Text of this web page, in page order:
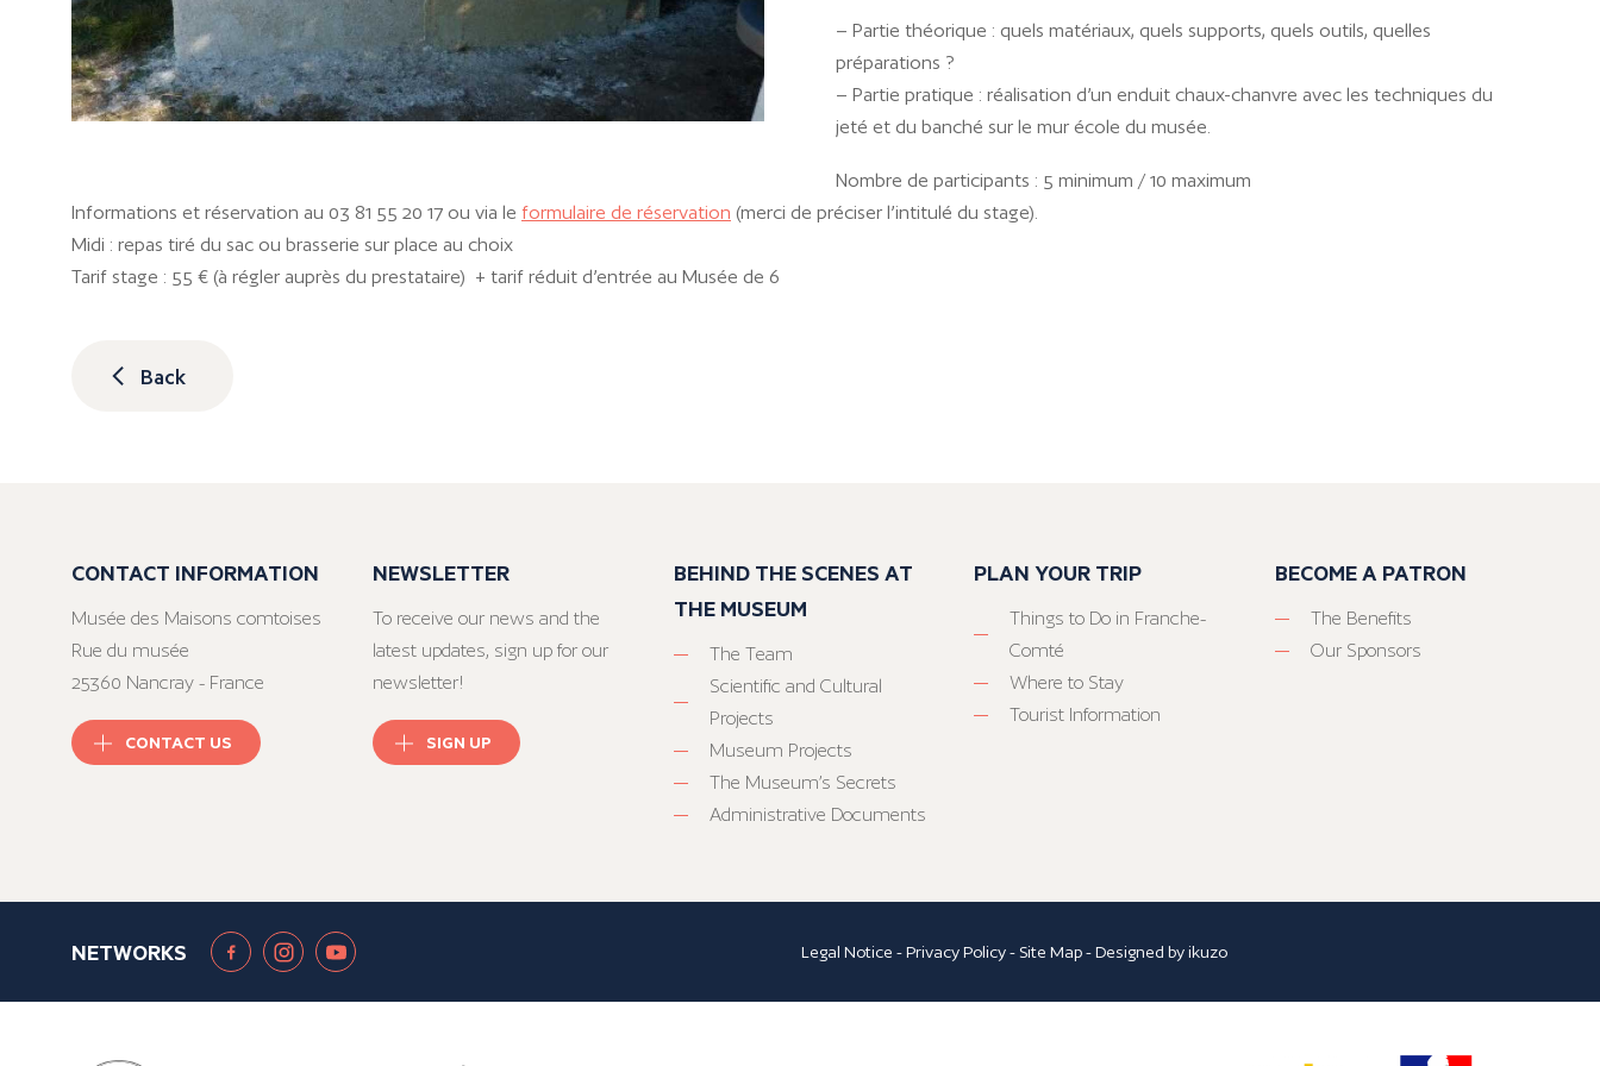
– Partie théorique : quels matériaux, quels supports, quels outils, quelles
préparations ?
– Partie pratique : réalisation d’un enduit chaux-chanvre avec les techniques du
jeté et du banché sur le mur école du musée.
Nombre de participants : 5 minimum / 10 maximum
Informations et réservation au 03 81 55 20 17 ou via le formulaire de réservation (merci de préciser l’intitulé du stage).
Midi : repas tiré du sac ou brasserie sur place au choix
Tarif stage : 55 € (à régler auprès du prestataire) + tarif réduit d’entrée au Musée de 6
Back
CONTACT INFORMATION
Musée des Maisons comtoises
Rue du musée
25360 Nancray - France
CONTACT US
NEWSLETTER
To receive our news and the
latest updates, sign up for our
newsletter!
SIGN UP
BEHIND THE SCENES AT
THE MUSEUM
The Team
Scientific and Cultural
Projects
Museum Projects
The Museum’s Secrets
Administrative Documents
PLAN YOUR TRIP
Things to Do in Franche-
Comté
Where to Stay
Tourist Information
BECOME A PATRON
The Benefits
Our Sponsors
NETWORKS Legal Notice -Privacy Policy- Site Map- Designed byikuzo